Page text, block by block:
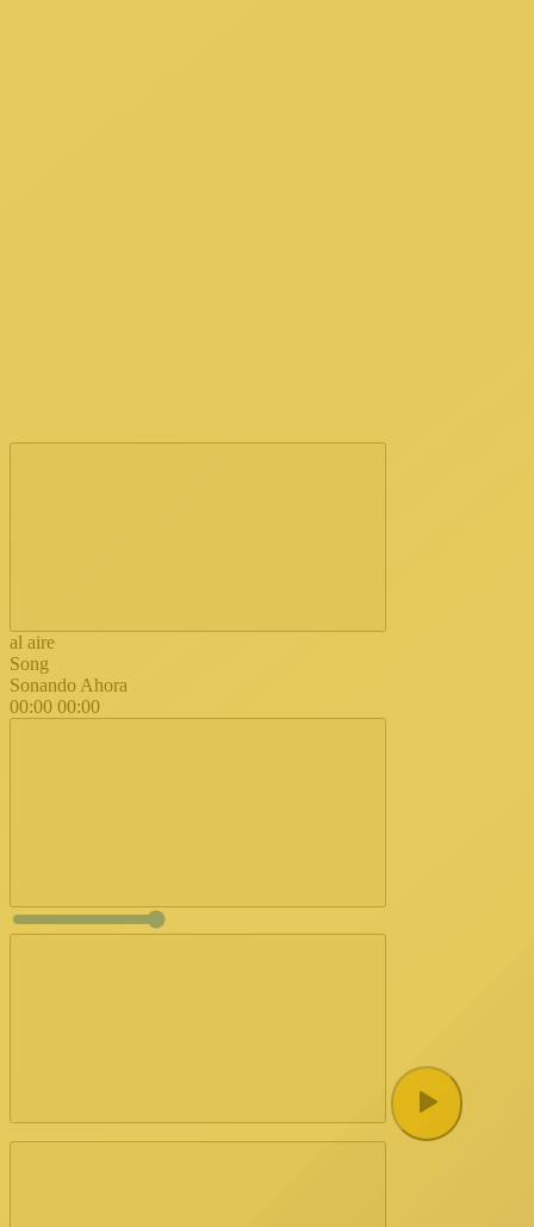
al aire
Song
Sonando Ahora
00:00 00:00